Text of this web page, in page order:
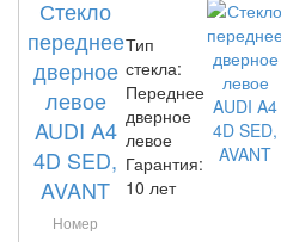
Стекло
переднее
дверное
левое
AUDI A4
4D SED,
AVANT
Номер
Тип
стекла:
Переднее
дверное
левое
Гарантия:
10 лет